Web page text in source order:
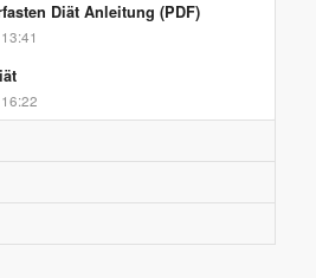
Diät Anleitung (PDF)